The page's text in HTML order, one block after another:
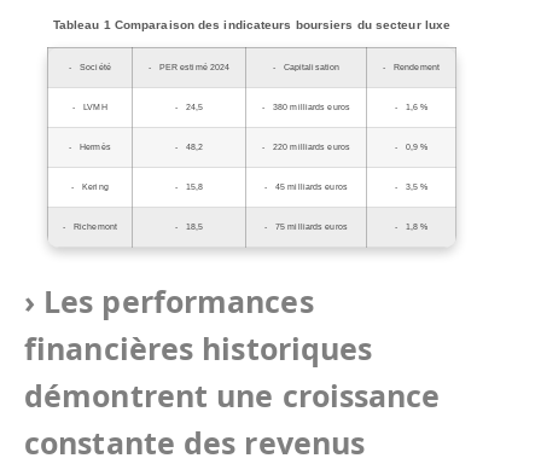
Tableau 1 Comparaison des indicateurs boursiers du secteur luxe
Société PER estimé 2024 Capitalisation Rendement
LVMH 24,5 380 milliards euros 1,6 %
Hermès 48,2 220 milliards euros 0,9 %
Kering 15,8 45 milliards euros 3,5 %
Richemont 18,5 75 milliards euros 1,8 %
Les performances
financières historiques
démontrent une croissance
constante des revenus